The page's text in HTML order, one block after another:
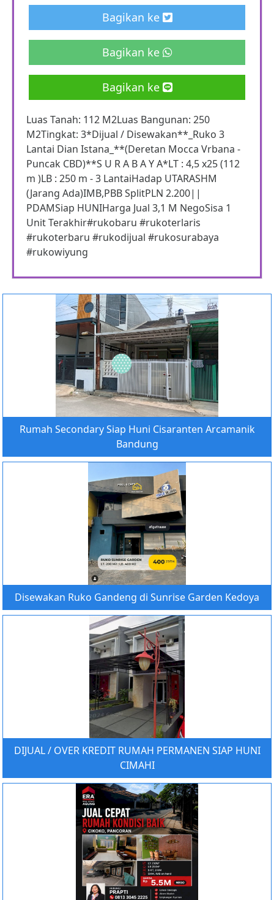
Bagikan ke
Bagikan ke
Bagikan ke
Luas Tanah: 112 M2Luas Bangunan: 250
M2Tingkat: 3*Dijual / Disewakan**_Ruko 3
Lantai Dian Istana_**(Deretan Mocca Vrbana -
Puncak CBD)**S U R A B A Y A*LT : 4,5 x25 (112
m )LB : 250 m - 3 LantaiHadap UTARASHM
(Jarang Ada)IMB,PBB SplitPLN 2.200||
PDAMSiap HUNIHarga Jual 3,1 M NegoSisa 1
Unit Terakhir#rukobaru #rukoterlaris
#rukoterbaru #rukodijual #rukosurabaya
#rukowiyung
Rumah Secondary Siap Huni Cisaranten Arcamanik
Bandung
Disewakan Ruko Gandeng di Sunrise Garden Kedoya
DIJUAL / OVER KREDIT RUMAH PERMANEN SIAP HUNI
CIMAHI